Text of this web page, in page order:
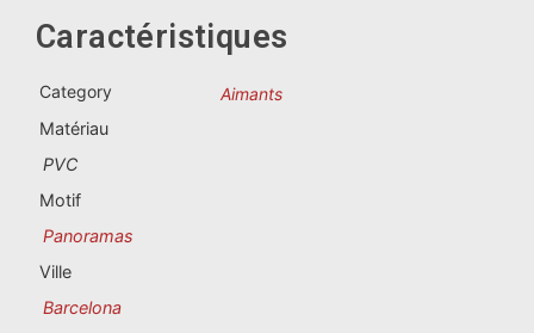
Souvenirs du Portugal
Almería
Caractéristiques
Category
Aimants
Matériau
PVC
Motif
Panoramas
Ville
Barcelona